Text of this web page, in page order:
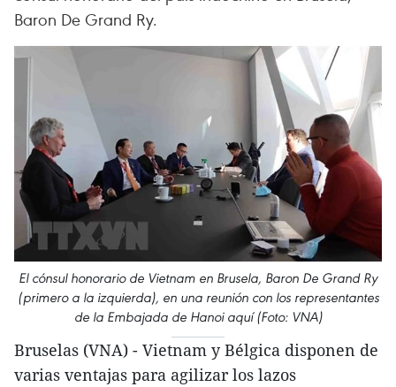
Baron De Grand Ry.
El cónsul honorario de Vietnam en Brusela, Baron De Grand Ry
(primero a la izquierda), en una reunión con los representantes
de la Embajada de Hanoi aquí (Foto: VNA)
Bruselas (VNA) - Vietnam y Bélgica disponen de
varias ventajas para agilizar los lazos